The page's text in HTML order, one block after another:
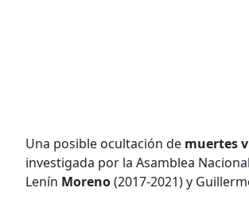
Una posible ocultación de muertes
investigada por la Asamblea
Lenín Moreno(2017-2021) y